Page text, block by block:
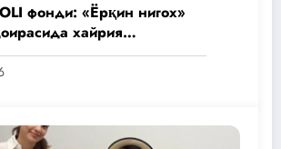
фонди: «Ёрқин нигох»
хайрия
ўтказилади